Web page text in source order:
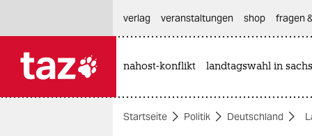
themen
verlag
veranstaltungen shop fragen
nahost-konflikt landtagswahl in
Startseite Politik Deutschland